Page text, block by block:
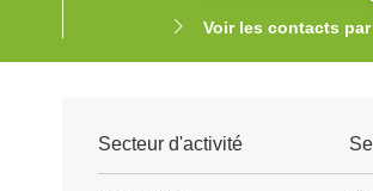
Voir les contacts
Secteur d'activité